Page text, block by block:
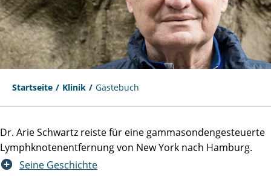
Startseite Klinik Gästebuch
Dr. Arie Schwartz reiste für eine gammasondengesteuerte
Lymphknotenentfernung von New York nach Hamburg.
Seine Geschichte